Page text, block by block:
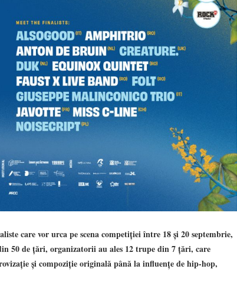
care vor urca pe scena competiției între 18 și 20 septembrie,
50 de țări, organizatorii au ales 12 trupe din 7 țări, care
și compoziție originală până la influențe de hip-hop,